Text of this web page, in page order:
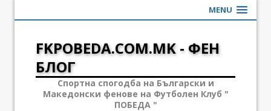
MENU
FKPOBEDA.COM.MK - ФЕН
БЛОГ
Спортна спогодба на Български и
Македонски фенове на Футболен Клуб "
ПОБЕДА "